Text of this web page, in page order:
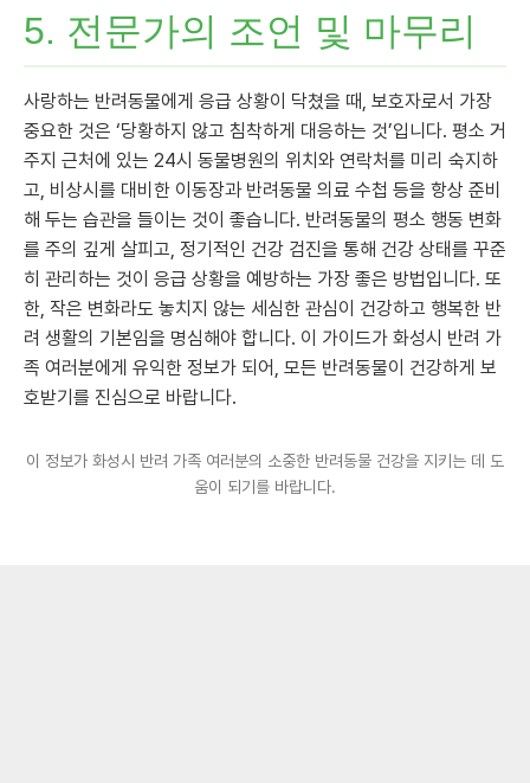
5. 전문가의 조언 및 마무리
사랑하는 반려동물에게 응급 상황이 닥쳤을 때, 보호자로서 가장
중요한 것은 ‘당황하지 않고 침착하게 대응하는 것’입니다. 평소 거
주지 근처에 있는 24시 동물병원의 위치와 연락처를 미리 숙지하
고, 비상시를 대비한 이동장과 반려동물 의료 수첩 등을 항상 준비
해 두는 습관을 들이는 것이 좋습니다. 반려동물의 평소 행동 변화
를 주의 깊게 살피고, 정기적인 건강 검진을 통해 건강 상태를 꾸준
히 관리하는 것이 응급 상황을 예방하는 가장 좋은 방법입니다. 또
한, 작은 변화라도 놓치지 않는 세심한 관심이 건강하고 행복한 반
려 생활의 기본임을 명심해야 합니다. 이 가이드가 화성시 반려 가
족 여러분에게 유익한 정보가 되어, 모든 반려동물이 건강하게 보
호받기를 진심으로 바랍니다.
이 정보가 화성시 반려 가족 여러분의 소중한 반려동물 건강을 지키는 데 도
움이 되기를 바랍니다.